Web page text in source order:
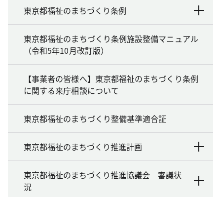
東京都福祉のまちづくり条例
東京都福祉のまちづくり条例施設整備マニュアル
（令和5年10月改訂版）
【事業者の皆様へ】東京都福祉のまちづくり条例
に関する来庁相談について
東京都福祉のまちづくり整備基準適合証
東京都福祉のまちづくり推進計画
東京都福祉のまちづくり推進協議会 審議状
況